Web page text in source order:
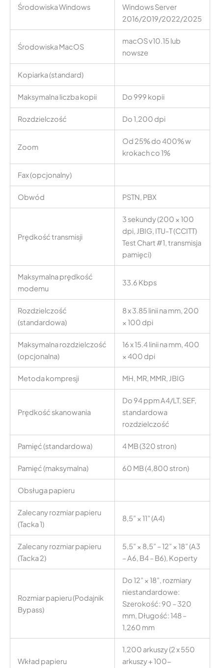
Środowiska Windows
Windows Server
2016/2019/2022/2025
Środowiska MacOS
macOS v10.15 lub
nowsze
Kopiarka (standard)
Maksymalna liczba kopii Do 999 kopii
Rozdzielczość Do 1,200 dpi
Zoom
Od 25% do 400% w
krokach co 1%
Fax (opcjonalny)
Obwód PSTN, PBX
Prędkość transmisji
3 sekundy (200 × 100
dpi, JBIG, ITU-T (CCITT)
Test Chart #1, transmisja
pamięci)
Maksymalna prędkość
modemu
33.6 Kbps
Rozdzielczość
(standardowa)
8 x 3.85 linii na mm, 200
× 100 dpi
Maksymalna rozdzielczość
(opcjonalna)
16 x 15.4 linii na mm, 400
× 400 dpi
Metoda kompresji MH, MR, MMR, JBIG
Prędkość skanowania
Do 94 ppm A4/LT, SEF,
standardowa
rozdzielczość
Pamięć (standardowa) 4 MB (320 stron)
Pamięć (maksymalna) 60 MB (4,800 stron)
Obsługa papieru
Zalecany rozmiar papieru
(Tacka 1)
8,5” × 11” (A4)
Zalecany rozmiar papieru
(Tacka 2)
5,5” × 8,5” – 12” × 18” (A3
– A6, B4 – B6), Koperty
Rozmiar papieru (Podajnik
Bypass)
Do 12” × 18”, rozmiary
niestandardowe:
Szerokość: 90 – 320
mm, Długość: 148 –
1,260 mm
Wkład papieru
1,200 arkuszy (2 x 550
arkuszy + 100-